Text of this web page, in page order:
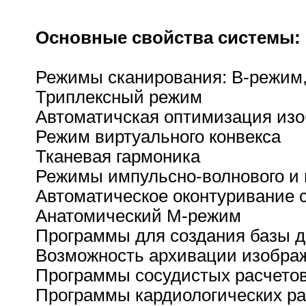
Основные свойства системы:
Режимы сканирования: В-
Триплексный режим
Автоматичская оптимизация
Режим виртуального конвекса
Тканевая гармоника
Режимы импульсно-волнового и
Автоматическое
Анатомический М-режим
Программы для создания базы
Возможность архивации
Программы сосудистых
Программы кардиологических